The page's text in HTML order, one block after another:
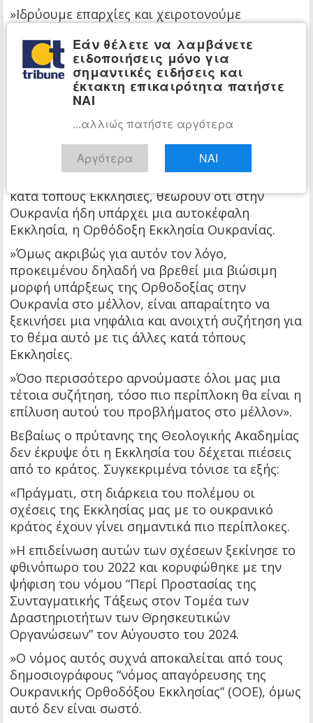
»Ιδρύουμε επαρχίες και χειροτονούμε
μύρο και ανοίγουμε ενορίες στο εξωτερικό,
όπου κατοικούν σήμερα εκατομμύρια Ουκρανοί.
»Το μόνο που χρειάζεται είναι αυτή η
ανεξαρτησία να αναγνωριστεί και από τις άλλες
τοπικές Εκκλησίες.
»Εντούτοις είναι σαφές ότι εδώ υπάρχει ένα
σοβαρό πρόβλημα, δεδομένου ότι η Εκκλησία
κατά τόπους Εκκλησίες, θεωρούν ότι στην
Ουκρανία ήδη υπάρχει μια αυτοκέφαλη
Εκκλησία, η Ορθόδοξη Εκκλησία Ουκρανίας.
»Όμως ακριβώς για αυτόν τον λόγο,
προκειμένου δηλαδή να βρεθεί μια βιώσιμη
μορφή υπάρξεως της Ορθοδοξίας στην
Ουκρανία στο μέλλον, είναι απαραίτητο να
ξεκινήσει μια νηφάλια και ανοιχτή συζήτηση για
το θέμα αυτό με τις άλλες κατά τόπους
Εκκλησίες.
»Όσο περισσότερο αρνούμαστε όλοι μας μια
τέτοια συζήτηση, τόσο πιο περίπλοκη θα είναι η
επίλυση αυτού του προβλήματος στο μέλλον».
Βεβαίως ο πρύτανης της Θεολογικής Ακαδημίας
δεν έκρυψε ότι η Εκκλησία του δέχεται πιέσεις
από το κράτος. Συγκεκριμένα τόνισε τα εξής:
«Πράγματι, στη διάρκεια του πολέμου οι
σχέσεις της Εκκλησίας μας με το ουκρανικό
κράτος έχουν γίνει σημαντικά πιο περίπλοκες.
»Η επιδείνωση αυτών των σχέσεων ξεκίνησε το
φθινόπωρο του 2022 και κορυφώθηκε με την
ψήφιση του νόμου “Περί Προστασίας της
Συνταγματικής Τάξεως στον Τομέα των
Δραστηριοτήτων των Θρησκευτικών
Οργανώσεων” τον Αύγουστο του 2024.
»Ο νόμος αυτός συχνά αποκαλείται από τους
δημοσιογράφους “νόμος απαγόρευσης της
Ουκρανικής Ορθοδόξου Εκκλησίας” (ΟΟΕ), όμως
αυτό δεν είναι σωστό.
Εάν θέλετε να λαμβάνετε
ειδοποιήσεις μόνο για
σημαντικές ειδήσεις και
έκτακτη επικαιρότητα πατήστε
ΝΑΙ
...αλλιώς πατήστε αργότερα
Αργότερα ΝΑΙ